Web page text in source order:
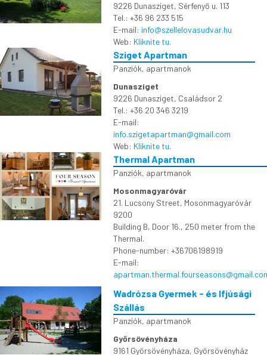
9226 Dunasziget, Sérfenyő u. 113
Tel.: +36 96 233 515
E-mail: info@szellelovasudvar.hu
Web: Kliknite tu.
Sziget Apartman
Panziók, apartmanok
Dunasziget
9226 Dunasziget, Családsor 2
Tel.: +36 20 346 3219
E-mail:
info.szigetapartman@gmail.com
Web: Kliknite tu.
Thermal Apartman
Panziók, apartmanok
Mosonmagyaróvár
21. Lucsony Street, Mosonmagyaróvár
9200
Building B, Door 16., 250 meter from the
Thermal.
Phone-number: +36706198919
E-mail:
Wadrózsa Gyermek - és Ifjúsági
Szállás
Panziók, apartmanok
Győrsövényháza
9161 Győrsövényháza, Győrsövényház